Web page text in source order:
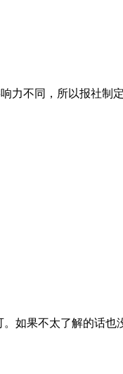
力不同，所以报社制
如果不太了解的话也